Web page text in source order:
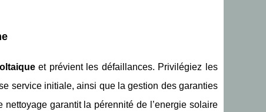
et prévient les défaillances. Privilégiez les
service initiale, ainsi que la gestion des garanties
garantit la pérennité de l’energie solaire